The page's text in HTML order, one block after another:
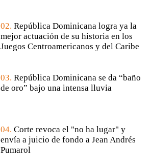
02. República Dominicana logra ya la
mejor actuación de su historia en los
Juegos Centroamericanos y del Caribe
03. República Dominicana se da “baño
de oro” bajo una intensa lluvia
04. Corte revoca el "no ha lugar" y
envía a juicio de fondo a Jean Andrés
Pumarol